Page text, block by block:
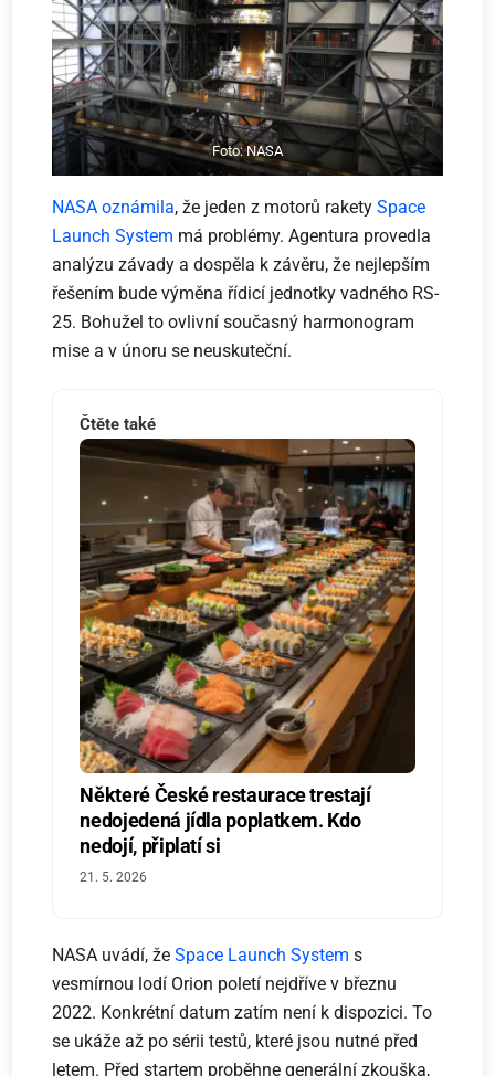
Foto: NASA
NASA oznámila, že jeden z motorů raketySpace
Launch System má problémy. Agentura provedla
analýzu závady a dospěla k závěru, že nejlepším
řešením bude výměna řídicí jednotky vadného RS-
25. Bohužel to ovlivní současný harmonogram
mise a v únoru se neuskuteční.
Čtěte také
Některé České restaurace trestají
nedojedená jídla poplatkem. Kdo
nedojí, připlatí si
21. 5. 2026
NASA uvádí, žeSpace Launch System s
vesmírnou lodí Orion poletí nejdříve v březnu
2022. Konkrétní datum zatím není k dispozici. To
se ukáže až po sérii testů, které jsou nutné před
letem. Před startem proběhne generální zkouška,